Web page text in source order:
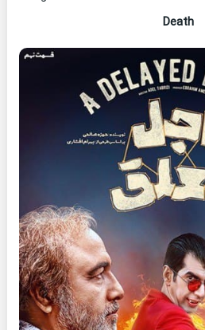
Death